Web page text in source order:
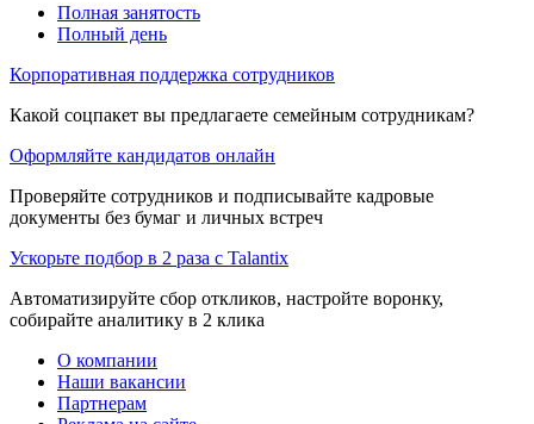
Полная занятость
Полный день
Корпоративная поддержка сотрудников
Какой соцпакет вы предлагаете семейным сотрудникам?
Оформляйте кандидатов онлайн
Проверяйте сотрудников и подписывайте кадровые
документы без бумаг и личных встреч
Ускорьте подбор в 2 раза с Talantix
Автоматизируйте сбор откликов, настройте воронку,
собирайте аналитику в 2 клика
О компании
Наши вакансии
Партнерам